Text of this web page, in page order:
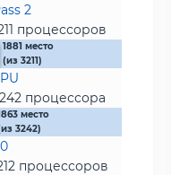
2
процессоров
1881 место
(из 3211)
процессора
место
3242)
процессоров